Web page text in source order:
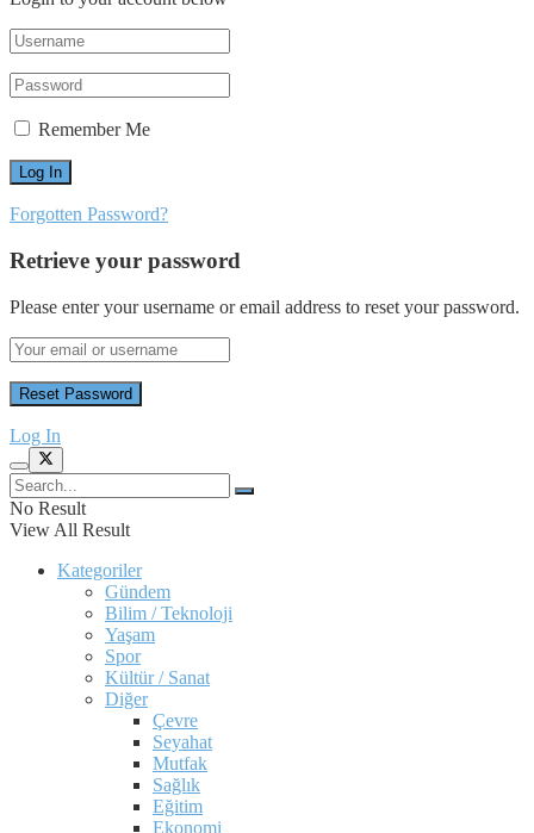
Remember Me
Forgotten Password?
Retrieve your password
Please enter your username or email address to reset your password.
Log In
No Result
View All Result
Kategoriler
Gündem
Bilim / Teknoloji
Yaşam
Spor
Kültür / Sanat
Diğer
Çevre
Seyahat
Mutfak
Sağlık
Eğitim
Ekonomi